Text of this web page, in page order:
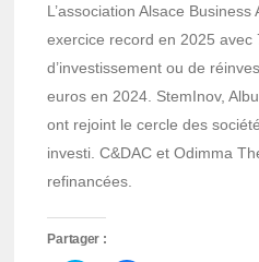
L’association Alsace
exercice record en 2025 avec
d’investissement ou de
euros en 2024. StemInov,
ont rejoint le cercle des
investi. C&DAC et Odimma
refinancées.
Partager :